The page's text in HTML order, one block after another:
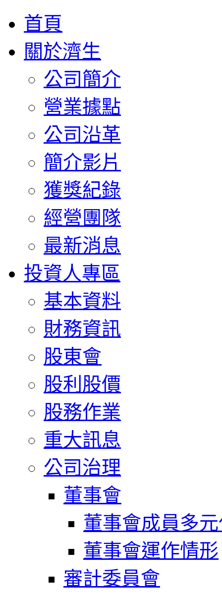
首頁
關於濟生
公司簡介
營業據點
公司沿革
簡介影片
獲獎紀錄
經營團隊
最新消息
投資人專區
基本資料
財務資訊
股東會
股利股價
股務作業
重大訊息
公司治理
董事會
董事會成員多
董事會運作情形
審計委員會